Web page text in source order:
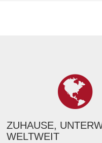
ZUHAUSE,
WELTWEIT